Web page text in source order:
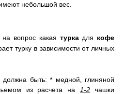
небольшой вес.
на вопрос какая турка для кофе
турку в зависимости от личных
быть: * медной, глиняной
из расчета на
1-2 чашки